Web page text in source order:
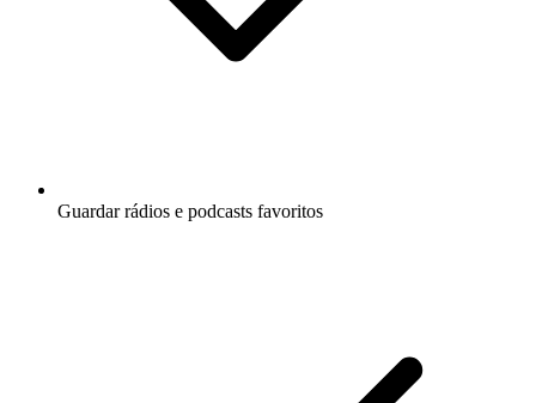
Guardar rádios e podcasts favoritos